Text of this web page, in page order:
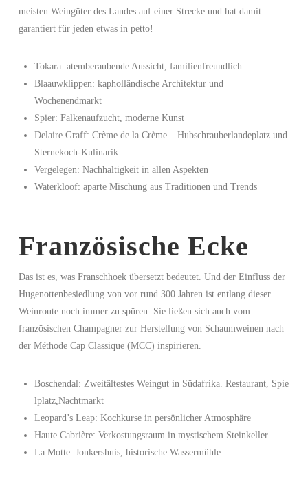
meisten Weingüter des Landes auf einer Strecke und hat damit
garantiert für jeden etwas in petto!
Tokara: atemberaubende Aussicht, familienfreundlich
Blaauwklippen: kapholländische Architektur und
Wochenendmarkt
Spier: Falkenaufzucht, moderne Kunst
Delaire Graff: Crème de la Crème – Hubschrauberlandeplatz und
Sternekoch-Kulinarik
Vergelegen: Nachhaltigkeit in allen Aspekten
Waterkloof: aparte Mischung aus Traditionen und Trends
Französische Ecke
Das ist es, was Franschhoek übersetzt bedeutet. Und der Einfluss der
Hugenottenbesiedlung von vor rund 300 Jahren ist entlang dieser
Weinroute noch immer zu spüren. Sie ließen sich auch vom
französischen Champagner zur Herstellung von Schaumweinen nach
der Méthode Cap Classique (MCC) inspirieren.
Boschendal: Zweitältestes Weingut in Südafrika. Restaurant, Spie
lplatz,Nachtmarkt
Leopard’s Leap: Kochkurse in persönlicher Atmosphäre
Haute Cabrière: Verkostungsraum in mystischem Steinkeller
La Motte: Jonkershuis, historische Wassermühle